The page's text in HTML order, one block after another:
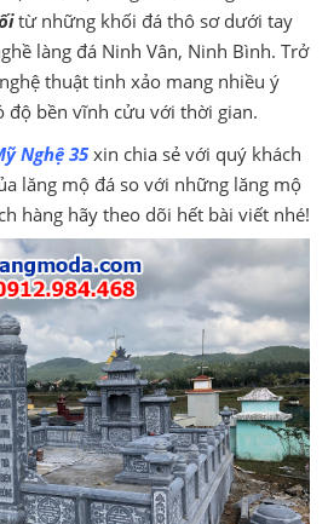
từ những khối đá thô sơ dưới tay
làng đá Ninh Vân, Ninh Bình. Trở
thuật tinh xảo mang nhiều ý
độ bền vĩnh cửu với thời gian.
Nghệ 35 xin chia sẻ với quý khách
lăng mộ đá so với những lăng mộ
hàng hãy theo dõi hết bài viết nhé!